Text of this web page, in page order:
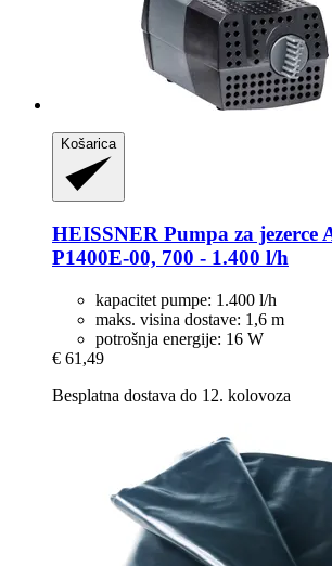
Košarica
HEISSNER Pumpa za jezerce
P1400E-​00, 700 -​ 1.400 l/h
kapacitet pumpe: 1.400 l/h
maks. visina dostave: 1,6 m
potrošnja energije: 16 W
€ 61,49
Besplatna dostava do 12. kolovoza